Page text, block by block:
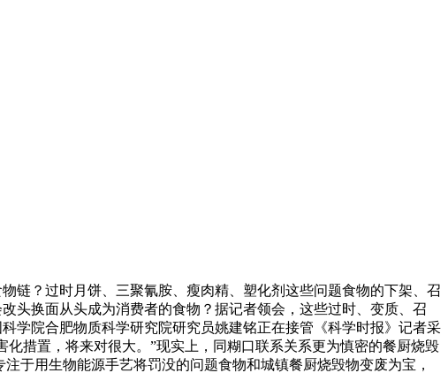
？过时月饼、三聚氰胺、瘦肉精、塑化剂这些问题食物的下架、召
头换面从头成为消费者的食物？据记者领会，这些过时、变质、召
学院合肥物质科学研究院研究员姚建铭正在接管《科学时报》记者采
措置，将来对很大。”现实上，同糊口联系关系更为慎密的餐厨烧毁
于用生物能源手艺将罚没的问题食物和城镇餐厨烧毁物变废为宝，